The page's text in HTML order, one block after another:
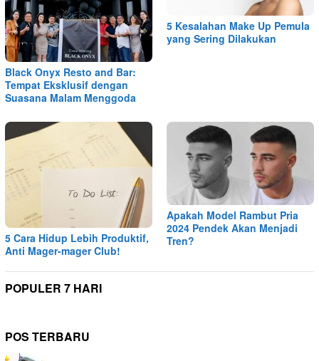
Black Onyx Resto and Bar:
Tempat Eksklusif dengan
Suasana Malam Menggoda
5 Kesalahan Make Up Pemula
yang Sering Dilakukan
5 Cara Hidup Lebih Produktif,
Anti Mager-mager Club!
Apakah Model Rambut Pria
2024 Pendek Akan Menjadi
Tren?
POPULER 7 HARI
POS TERBARU